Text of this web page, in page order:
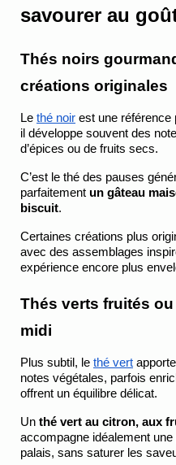
savourer au
Thés noirs
créations originales
Le thé noir est une référence
il développe souvent des
d’épices ou de fruits secs.
C’est le thé des pauses
parfaitement un gâteau
biscuit.
Certaines créations plus
avec des assemblages
expérience encore plus
Thés verts fruités
midi
Plus subtil, le thé vert
notes végétales, parfois
offrent un équilibre délicat.
Un thé vert au citron, aux
accompagne idéalement
palais, sans saturer les